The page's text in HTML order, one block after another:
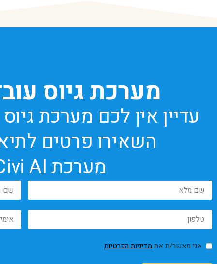
מערכת גיוס
עדיין אין לכם מערכת
השאירו פרטים
מערכת Civi AI בחינם
אני מאשר/ת את מדיניות הפרטיות